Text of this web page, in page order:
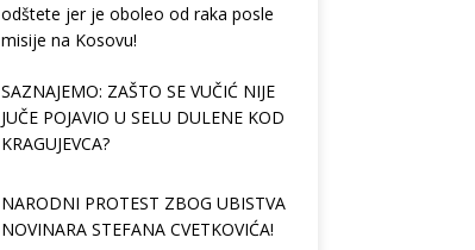
odštete jer je oboleo od raka posle
misije na Kosovu!
SAZNAJEMO: ZAŠTO SE VUČIĆ NIJE
JUČE POJAVIO U SELU DULENE KOD
KRAGUJEVCA?
NARODNI PROTEST ZBOG UBISTVA
NOVINARA STEFANA CVETKOVIĆA!